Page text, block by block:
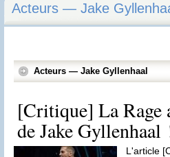
Acteurs — Jake
Acteurs — Jake Gyllenhaal
[Critique] La Rage
de Jake Gyllenhaal
L'article